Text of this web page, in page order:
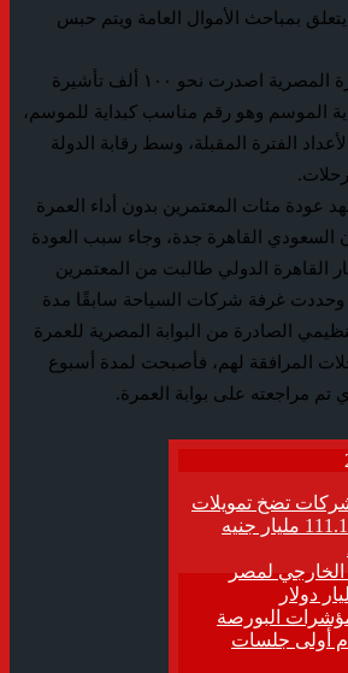
بمباحث الأموال العامة ويتم حبس
وأكد شيحة أن بوابة العمرة المصرية اصدرت نحو ١٠٠ ألف تأشيرة
منذ بداية الموسم وهو رقم مناسب كبداية للموسم،
الفترة المقبلة، وسط رقابة الدولة
عودة مئات المعتمرين بدون أداء العمرة
القاهرة جدة، وجاء سبب العودة
القاهرة الدولي طالبت من المعتمرين
وحددت غرفة شركات السياحة سابقًا مدة
الصادرة من البوابة المصرية للعمرة
المرافقة لهم، فأصبحت لمدة أسبوع
تم مراجعته على بوابة العمرة.